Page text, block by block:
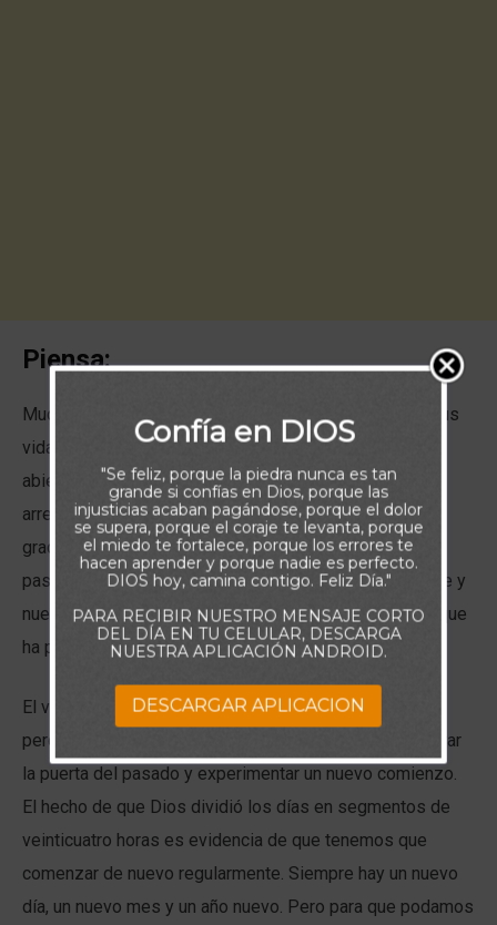
Piensa:
Muchos viven con el exceso de peso del pasado en sus
vidas. Se recriminan oportunidades perdidas, puertas
abiertas que desaprovecharon, acciones de las que se
arrepienten. Olvidan que existe una mejor opción: Dar
gracias al Señor de que, por su gracia y poder, nuestro
pasado ha sido olvidado, nuestro presente es diferente y
nuestro futuro se ilumina con la esperanza de todo lo que
ha preparado para nosotros.
El versículo de hoy, es una invitación en ese sentido:
percibir cada día como una nueva oportunidad para cerrar
la puerta del pasado y experimentar un nuevo comienzo.
El hecho de que Dios dividió los días en segmentos de
veinticuatro horas es evidencia de que tenemos que
comenzar de nuevo regularmente. Siempre hay un nuevo
día, un nuevo mes y un año nuevo. Pero para que podamos
Confía en DIOS
"Se feliz, porque la piedra nunca es tan
grande si confías en Dios, porque las
injusticias acaban pagándose, porque el dolor
se supera, porque el coraje te levanta, porque
el miedo te fortalece, porque los errores te
hacen aprender y porque nadie es perfecto.
DIOS hoy, camina contigo. Feliz Día."
PARA RECIBIR NUESTRO MENSAJE CORTO
DEL DÍA EN TU CELULAR, DESCARGA
NUESTRA APLICACIÓN ANDROID.
DESCARGAR APLICACION